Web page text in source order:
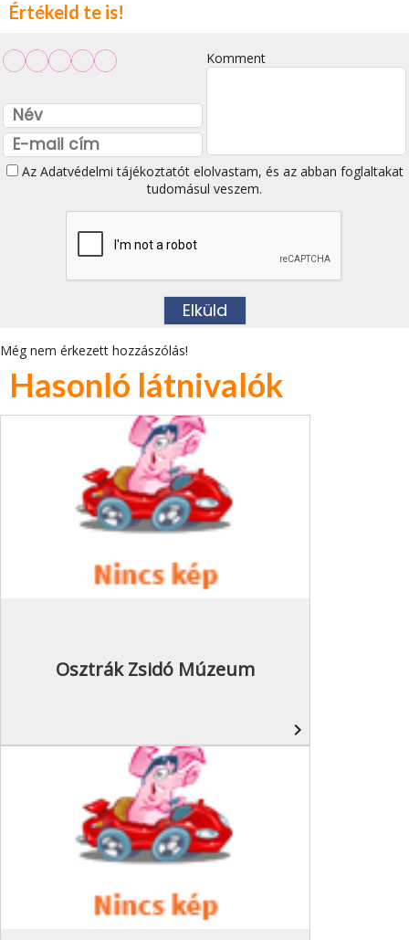
Értékeld te is!
Komment
Az Adatvédelmi tájékoztatótelolvastam, és az abban foglaltakat
tudomásul veszem.
Még nem érkezett hozzászólás!
Hasonló látnivalók
Osztrák Zsidó Múzeum
navigate_next